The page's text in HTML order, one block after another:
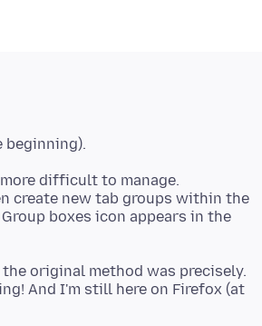
beginning).
difficult to manage.
create new tab groups within the
boxes icon appears in the
original method was precisely.
And I'm still here on Firefox (at